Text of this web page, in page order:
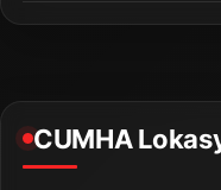
CUMHA